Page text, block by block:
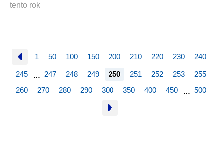
tento rok
1 50 100 150 200 210 220 230 240
245 … 247 248 249 250 251 252 253
255
260
270 280 290 300 350 400 450 … 500